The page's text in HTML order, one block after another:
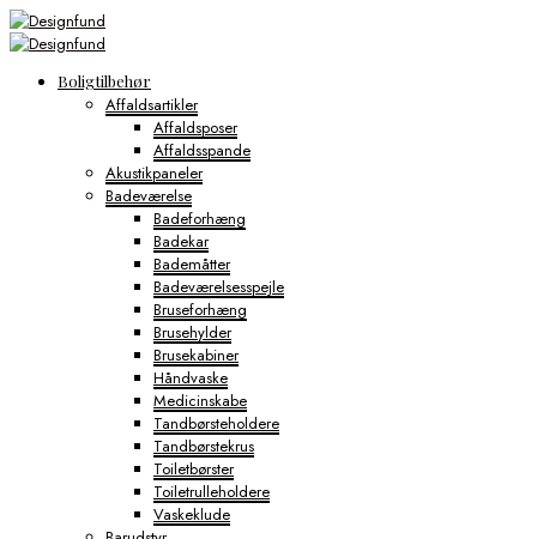
Boligtilbehør
Affaldsartikler
Affaldsposer
Affaldsspande
Akustikpaneler
Badeværelse
Badeforhæng
Badekar
Bademåtter
Badeværelsesspejle
Bruseforhæng
Brusehylder
Brusekabiner
Håndvaske
Medicinskabe
Tandbørsteholdere
Tandbørstekrus
Toiletbørster
Toiletrulleholdere
Vaskeklude